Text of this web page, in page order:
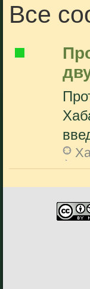
Все